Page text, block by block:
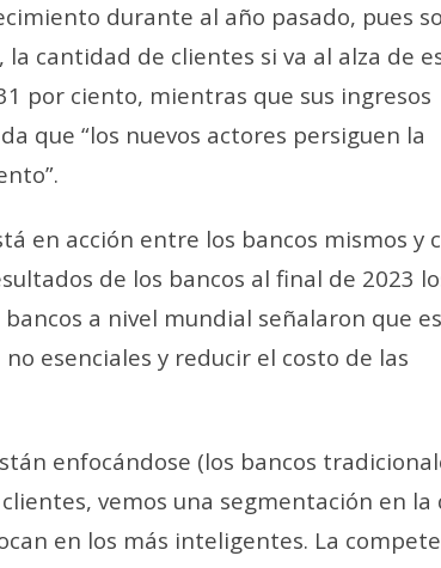
durante al año pasado, pues
cantidad de clientes si va al alza de
por ciento, mientras que sus ingresos
que “los nuevos actores persiguen la
en acción entre los bancos mismos y
de los bancos al final de 2023
a nivel mundial señalaron que
esenciales y reducir el costo de las
enfocándose (los bancos
vemos una segmentación en la
en los más inteligentes. La